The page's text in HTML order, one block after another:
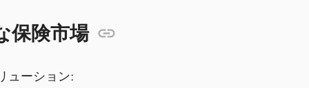
保険市場
ューション: